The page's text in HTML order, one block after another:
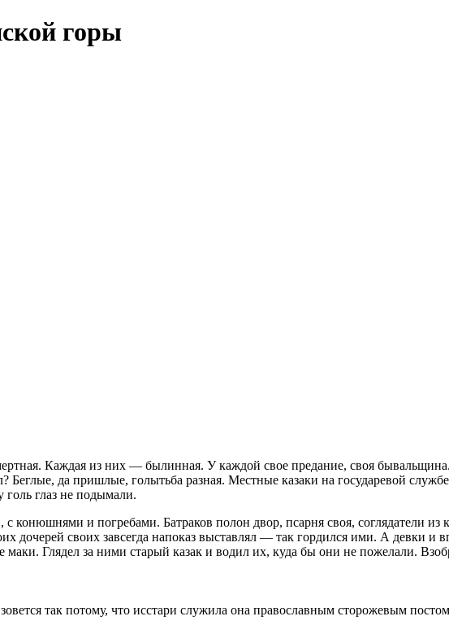
горы
Каждая из них — былинная. У каждой свое предание, своя
Беглые, да пришлые, голытьба разная. Местные казаки на государевой
голь глаз не подымали.
конюшнями и погребами. Батраков полон двор, псарня своя, соглядатели из
дочерей своих завсегда напоказ выставлял — так гордился ими. А девки и
маки. Глядел за ними старый казак и водил их, куда бы они не пожелали.
так потому, что исстари служила она православным сторожевым